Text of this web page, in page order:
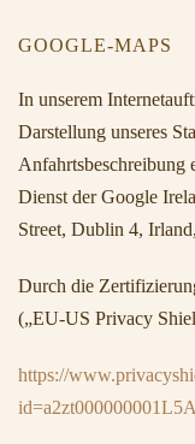
GOOGLE-MAPS
In unserem
Darstellung unseres
Anfahrtsbeschreibung
Dienst der Google
Street, Dublin 4,
Durch die
(„EU-US Privacy
https://